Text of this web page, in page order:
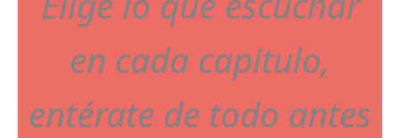
en cada capitulo,
entérate de todo antes